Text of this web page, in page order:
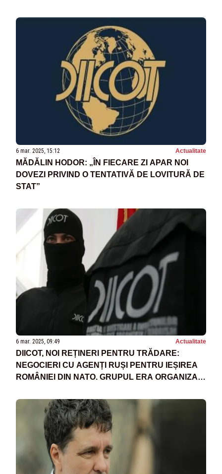
6 mar. 2025, 15:12 Actualitate
MĂDĂLIN HODOR: „ÎN FIECARE ZI APAR NOI
DOVEZI PRIVIND O TENTATIVĂ DE LOVITURĂ DE
STAT”
6 mar. 2025, 09:49 Actualitate
DIICOT, NOI REȚINERI PENTRU TRĂDARE:
NEGOCIERI CU AGENȚI RUȘI PENTRU IEȘIREA
ROMÂNIEI DIN NATO. GRUPUL ERA ORGANIZAT